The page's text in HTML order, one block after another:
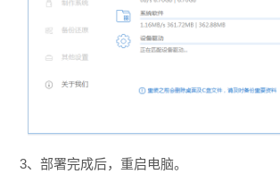
3、部署完成后，重启电脑。